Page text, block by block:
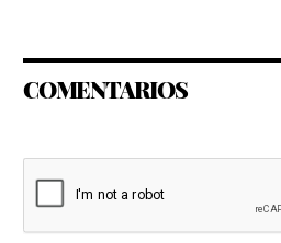
COMENTARIOS